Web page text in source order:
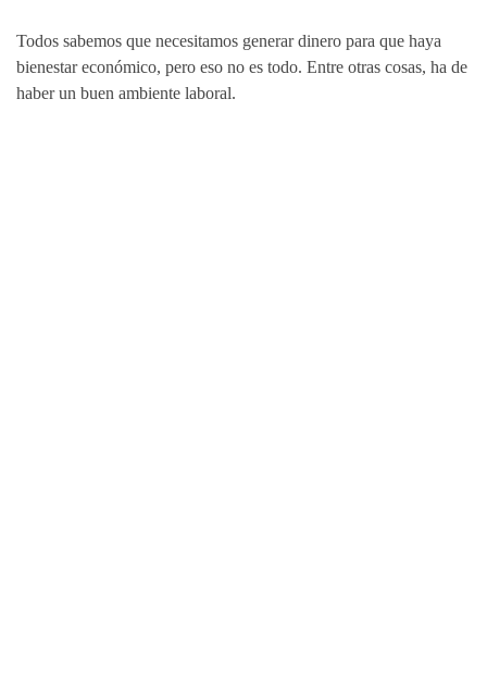
Todos sabemos que necesitamos generar dinero para que haya
bienestar económico, pero eso no es todo. Entre otras cosas, ha de
haber un buen ambiente laboral.